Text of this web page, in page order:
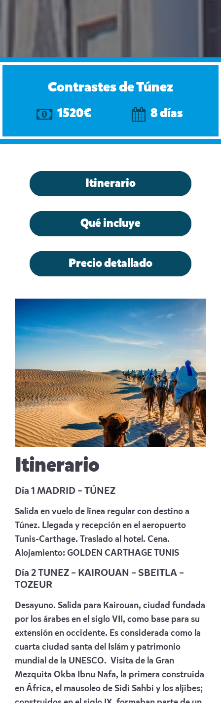
Contrastes de Túnez
1520€ 8 días
Itinerario
Qué incluye
Precio detallado
Itinerario
Día 1 MADRID – TÚNEZ
Salida en vuelo de línea regular con destino a
Túnez. Llegada y recepción en el aeropuerto
Tunis-Carthage. Traslado al hotel. Cena.
Alojamiento: GOLDEN CARTHAGE TUNIS
Día 2 TUNEZ – KAIROUAN – SBEITLA –
TOZEUR
Desayuno. Salida para Kairouan, ciudad fundada
por los árabes en el siglo VII, como base para su
extensión en occidente. Es considerada como la
cuarta ciudad santa del Islám y patrimonio
mundial de la UNESCO. Visita de la Gran
Mezquita Okba Ibnu Nafa, la primera construida
en África, el mausoleo de Sidi Sahbi y los aljibes;